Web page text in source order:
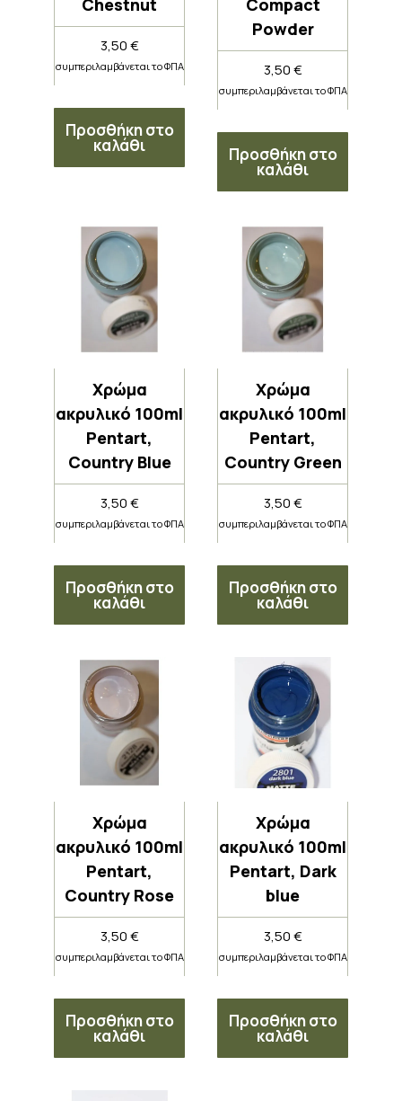
Chestnut
3,50€
συμπεριλαμβάνεται το ΦΠΑ
Προσθήκη στο
καλάθι
Compact
Powder
3,50€
συμπεριλαμβάνεται το ΦΠΑ
Προσθήκη στο
καλάθι
Χρώμα
ακρυλικό 100ml
Pentart,
Country Blue
3,50€
συμπεριλαμβάνεται το ΦΠΑ
Προσθήκη στο
καλάθι
Χρώμα
ακρυλικό 100ml
Pentart,
Country Green
3,50€
συμπεριλαμβάνεται το ΦΠΑ
Προσθήκη στο
καλάθι
Χρώμα
ακρυλικό 100ml
Pentart,
Country Rose
3,50€
συμπεριλαμβάνεται το ΦΠΑ
Προσθήκη στο
καλάθι
Χρώμα
ακρυλικό 100ml
Pentart, Dark
blue
3,50€
συμπεριλαμβάνεται το ΦΠΑ
Προσθήκη στο
καλάθι